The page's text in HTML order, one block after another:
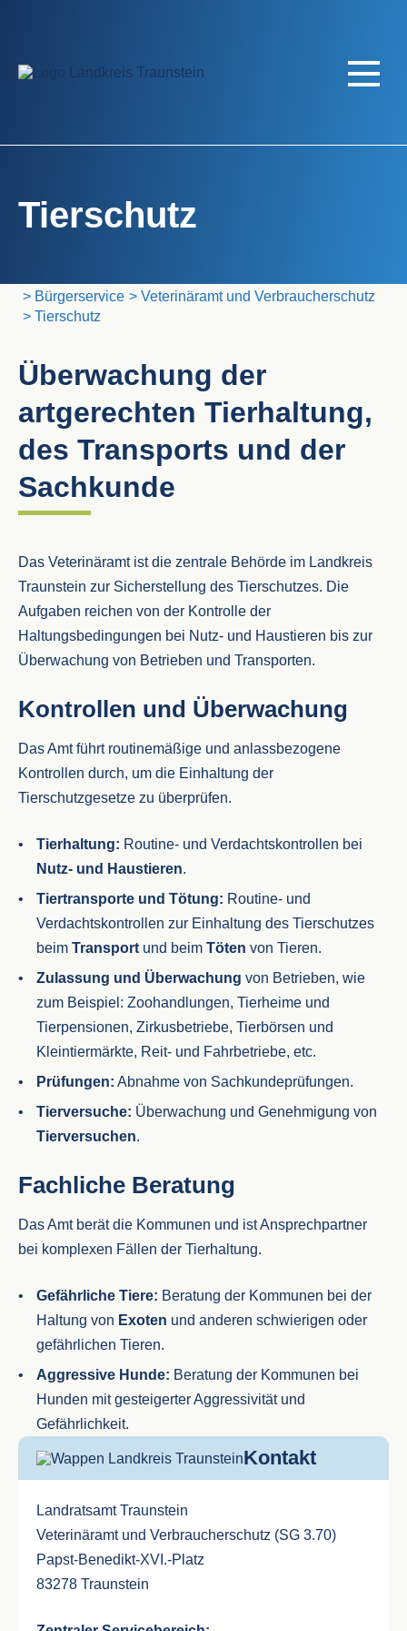
Tierschutz
Landratsamt Traunstein
Bürgerservice
Veterinäramt und Verbraucherschutz
Tierschutz
Überwachung der
artgerechten Tierhaltung,
des Transports und der
Sachkunde
Das Veterinäramt ist die zentrale Behörde im Landkreis
Traunstein zur Sicherstellung des Tierschutzes. Die
Aufgaben reichen von der Kontrolle der
Haltungsbedingungen bei Nutz- und Haustieren bis zur
Überwachung von Betrieben und Transporten.
Kontrollen und Überwachung
Das Amt führt routinemäßige und anlassbezogene
Kontrollen durch, um die Einhaltung der
Tierschutzgesetze zu überprüfen.
Tierhaltung: Routine- und Verdachtskontrollen bei
Nutz- und Haustieren.
Tiertransporte und Tötung: Routine- und
Verdachtskontrollen zur Einhaltung des Tierschutzes
beim Transport und beim Töten von Tieren.
Zulassung und Überwachung von Betrieben, wie
zum Beispiel: Zoohandlungen, Tierheime und
Tierpensionen, Zirkusbetriebe, Tierbörsen und
Kleintiermärkte, Reit- und Fahrbetriebe, etc.
Prüfungen: Abnahme von Sachkundeprüfungen.
Tierversuche: Überwachung und Genehmigung von
Tierversuchen.
Fachliche Beratung
Das Amt berät die Kommunen und ist Ansprechpartner
bei komplexen Fällen der Tierhaltung.
Gefährliche Tiere: Beratung der Kommunen bei der
Haltung von Exoten und anderen schwierigen oder
gefährlichen Tieren.
Aggressive Hunde: Beratung der Kommunen bei
Hunden mit gesteigerter Aggressivität und
Gefährlichkeit.
Kontakt
Landratsamt Traunstein
Veterinäramt und Verbraucherschutz (SG 3.70)
Papst-Benedikt-XVI.-Platz
83278 Traunstein